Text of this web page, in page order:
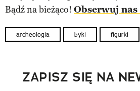
Bądź na bieżąco! Obserwuj nas
archeologia byki figurki
ZAPISZ SIĘ NA